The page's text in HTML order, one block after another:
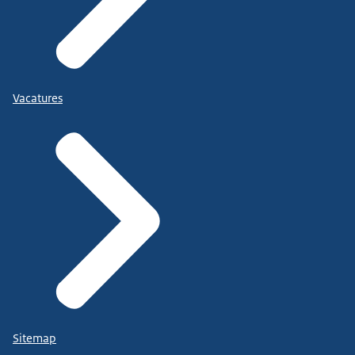
Vacatures
Sitemap